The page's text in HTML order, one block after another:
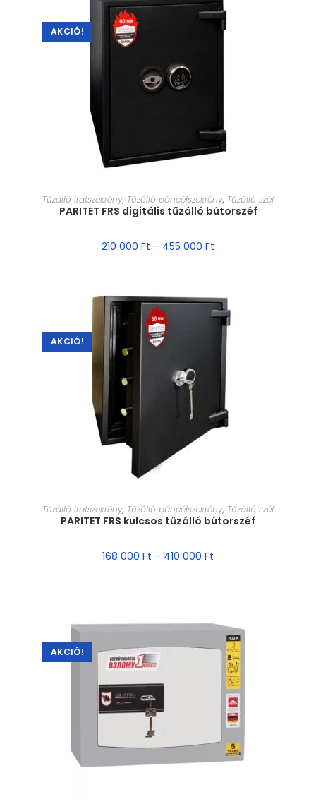
AKCIÓ!
MÉRET VÁLASZTÁSA
Tűzálló iratszekrény, Tűzálló páncélszekrény, Tűzálló széf
PARITET FRS digitális tűzálló bútorszéf
210 000 Ft – 455 000 Ft
AKCIÓ!
MÉRET VÁLASZTÁSA
Tűzálló iratszekrény, Tűzálló páncélszekrény, Tűzálló széf
PARITET FRS kulcsos tűzálló bútorszéf
168 000 Ft – 410 000 Ft
AKCIÓ!